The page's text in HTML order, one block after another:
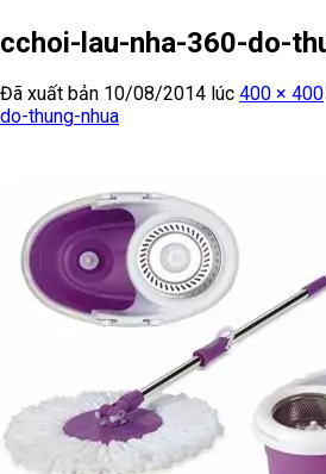
cchoi-lau-nha-360-do-
Đã xuất bản 10/08/2014 lúc 400 × 400
do-thung-nhua